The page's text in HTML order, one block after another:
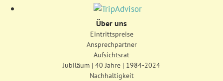
Über uns
Eintrittspreise
Ansprechpartner
Aufsichtsrat
Jubiläum | 40 Jahre | 1984-2024
Nachhaltigkeit